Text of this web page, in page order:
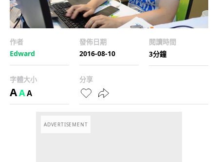
作者
Edward
發佈日期
2016-08-10
閱讀時間
3分鐘
字體大小
AAA
分享
ADVERTISEMENT